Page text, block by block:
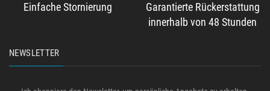
Einfache Stornierung
Garantierte Rückerstattung
innerhalb von 48 Stunden
NEWSLETTER